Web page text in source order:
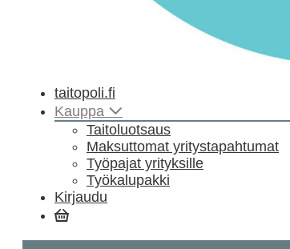
taitopoli.fi
Kauppa
Taitoluotsaus
Maksuttomat yritystapahtumat
Työpajat yrityksille
Työkalupakki
Kirjaudu
Ostoskori